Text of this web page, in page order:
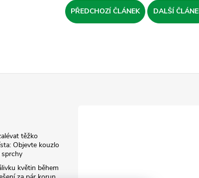
PŘEDCHOZÍ ČLÁNEK DALŠÍ
těžko
Objevte kouzlo
květin během